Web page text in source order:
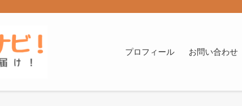
プロフィール お問い合わせ